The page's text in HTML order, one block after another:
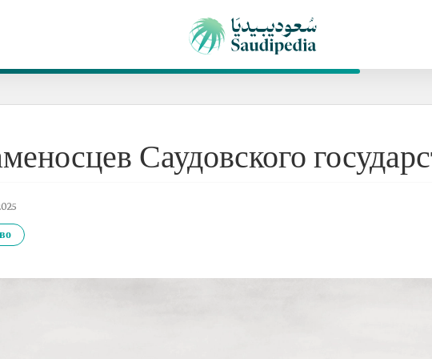
Саудовского